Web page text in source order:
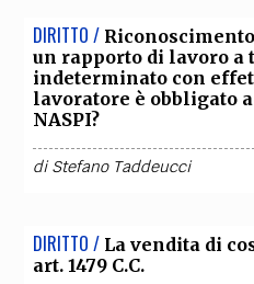
DIRITTO /
un rapporto di lavoro a
indeterminato con
lavoratore è obbligato
NASPI?
diStefano Taddeucci
DIRITTO / La vendita di
art. 1479 C.C.